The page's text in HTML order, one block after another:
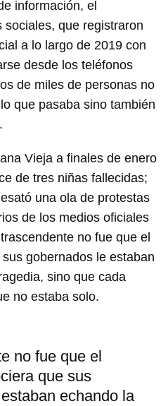
información, el
que registraron
a lo largo de 2019 con
desde los teléfonos
de miles de personas no
que pasaba sino también
Vieja a finales de enero
de tres niñas fallecidas;
una ola de protestas
de los medios oficiales
no fue que el
gobernados le estaban
sino que cada
no estaba solo.
no fue que el
que sus
echando la